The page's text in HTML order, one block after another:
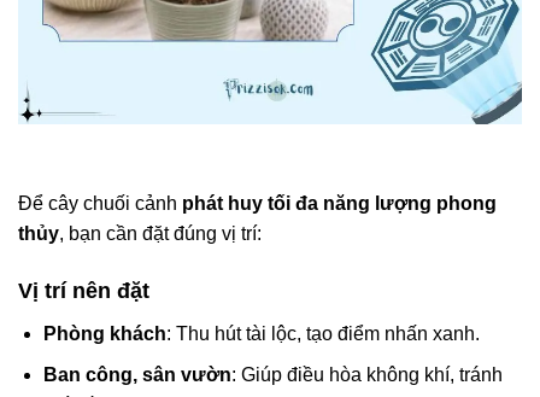
Để cây chuối cảnh phát huy tối đa năng lượng phong
thủy, bạn cần đặt đúng vị trí:
Vị trí nên đặt
Phòng khách: Thu hút tài lộc, tạo điểm nhấn xanh.
Ban công, sân vườn: Giúp điều hòa không khí, tránh